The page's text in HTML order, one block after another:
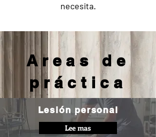
necesita.
Areas de
práctica
Lesión personal
Lee mas